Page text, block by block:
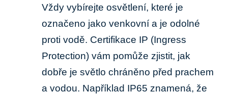
Vždy ⁢vybírejte osvětlení, které je
označeno jako venkovní a je odolné
proti vodě. ⁤Certifikace IP (Ingress
Protection) ⁣vám pomůže zjistit, jak
dobře je světlo chráněno před prachem
a vodou. Například IP65 znamená,‍ že